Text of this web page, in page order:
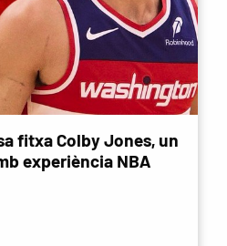
fitxa Colby Jones, un
experiència NBA